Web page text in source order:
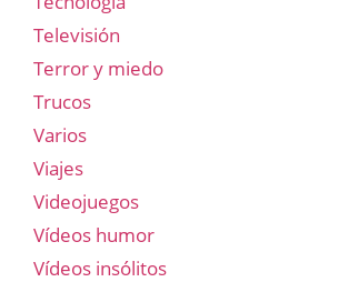
Televisión
Terror y miedo
Trucos
Varios
Viajes
Videojuegos
Vídeos humor
Vídeos insólitos